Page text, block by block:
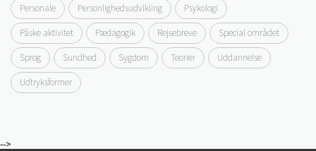
Personale Personlighedsudvikling Psykologi
Påske aktivitet Pædagogik Rejsebreve Special området
Sprog Sundhed Sygdom Teorier Uddannelse
Udtryksformer
-->